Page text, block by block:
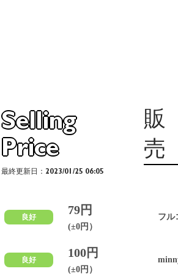
Selling
Price
販
売
最終更新日：2023/01/25 06:05
良好
79円
(±0円）
フル
良好
100円
(±0円）